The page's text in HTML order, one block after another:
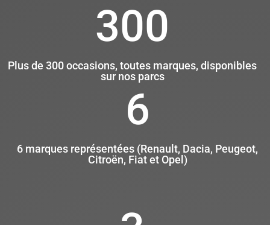
300
Plus de 300 occasions, toutes marques, disponibles
sur nos parcs
6
6 marques représentées (Renault, Dacia, Peugeot,
Citroën, Fiat et Opel)